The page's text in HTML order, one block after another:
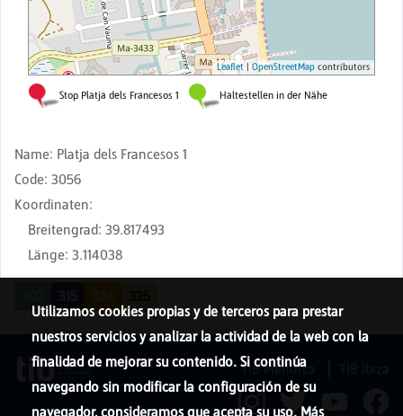
Name: Platja dels Francesos 1
Code: 3056
Koordinaten:
Breitengrad: 39.817493
Länge: 3.114038
Utilizamos cookies propias y de terceros para prestar
nuestros servicios y analizar la actividad de la web con la
finalidad de mejorar su contenido. Si continúa
navegando sin modificar la configuración de su
navegador, consideramos que acepta su uso. Más
TIB Menorca